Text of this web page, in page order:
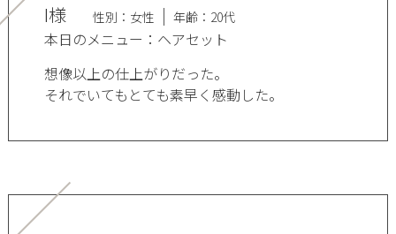
I様 性別：女性 年齢：20代
本日のメニュー：ヘアセット
想像以上の仕上がりだった。
それでいてもとても素早く感動した。